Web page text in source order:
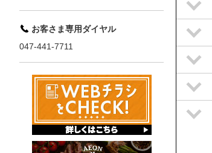
お客さま専用ダイヤル
047-441-7711